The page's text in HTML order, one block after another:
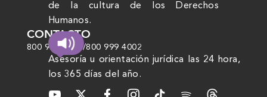
de la cultura de los Derechos
Humanos.
CONTACTO
800 999 4000/800 999 4002
Asesoría u orientación jurídica las 24 hora,
los 365 días del año.